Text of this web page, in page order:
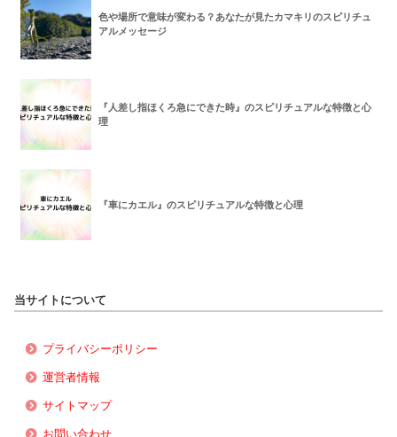
色や場所で意味が変わる？あなたが見たカマキリのスピリチュ
アルメッセージ
『人差し指ほくろ急にできた時』のスピリチュアルな特徴と心
理
『車にカエル』のスピリチュアルな特徴と心理
当サイトについて
プライバシーポリシー
運営者情報
サイトマップ
お問い合わせ